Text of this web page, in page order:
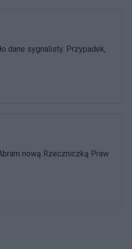
dane sygnalisty. Przypadek,
nową Rzeczniczką Praw